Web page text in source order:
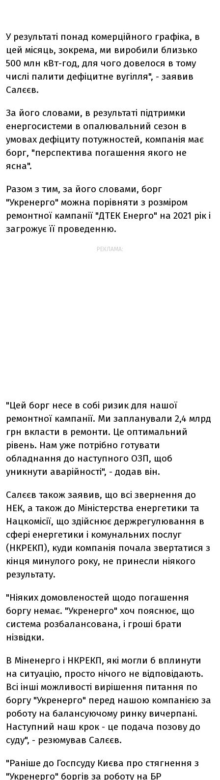
У результаті понад комерційного графіка, в
цей місяць, зокрема, ми виробили близько
500 млн кВт-год, для чого довелося в тому
числі палити дефіцитне вугілля", - заявив
Салєєв.
За його словами, в результаті підтримки
енергосистеми в опалювальний сезон в
умовах дефіциту потужностей, компанія має
борг, "перспектива погашення якого не
ясна".
Разом з тим, за його словами, борг
"Укренерго" можна порівняти з розміром
ремонтної кампанії "ДТЕК Енерго" на 2021 рік і
загрожує її проведенню.
РЕКЛАМА:
"Цей борг несе в собі ризик для нашої
ремонтної кампанії. Ми запланували 2,4 млрд
грн вкласти в ремонти. Це оптимальний
рівень. Нам уже потрібно готувати
обладнання до наступного ОЗП, щоб
уникнути аварійності", - додав він.
Салєєв також заявив, що всі звернення до
НЕК, а також до Міністерства енергетики та
Нацкомісії, що здійснює держрегулювання в
сфері енергетики і комунальних послуг
(НКРЕКП), куди компанія почала звертатися з
кінця минулого року, не принесли ніякого
результату.
"Ніяких домовленостей щодо погашення
боргу немає. "Укренерго" хоч пояснює, що
система розбалансована, і гроші брати
нізвідки.
В Міненерго і НКРЕКП, які могли б вплинути
на ситуацію, просто нічого не відповідають.
Всі інші можливості вирішення питання по
боргу "Укренерго" перед нашою компанією за
роботу на балансуючому ринку вичерпані.
Наступний наш крок - це подача позову до
суду", - резюмував Салєєв.
"Раніше до Госпсуду Києва про стягнення з
"Укренерго" боргів за роботу на БР